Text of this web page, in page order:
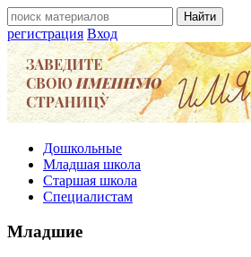
регистрация Вход
Дошкольные
Младшая школа
Старшая школа
Специалистам
Младшие